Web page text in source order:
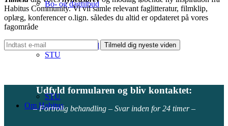
Bo- og dagtilbud
STU
Om Habitus
Bo- og dagtilbud
STU
Habitus Community. Vi vil samle relevant faglitteratur, filmklip,
oplæg, konferencer o.lign. således du altid er opdateret på vores
fagområde
Udfyld formularen og bliv kontaktet:
– Fortrolig behandling – Svar inden for 24 timer –